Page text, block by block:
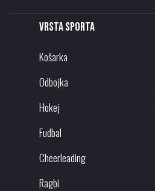
Vrsta sporta
Košarka
Odbojka
Hokej
Fudbal
Cheerleading
Ragbi